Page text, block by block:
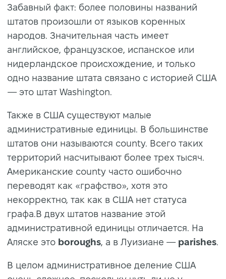
Забавный факт: более половины названий
штатов произошли от языков коренных
народов. Значительная часть имеет
английское, французское, испанское или
нидерландское происхождение, и только
одно название штата связано с историей США
— это штат Washington.
Также в США существуют малые
административные единицы. В большинстве
штатов они называются county. Всего таких
территорий насчитывают более трех тысяч.
Американские county часто ошибочно
переводят как «графство», хотя это
некорректно, так как в США нет статуса
графа.В двух штатов название этой
административной единицы отличается. На
Аляске это boroughs , а в Луизиане — parishes
В целом административное деление США